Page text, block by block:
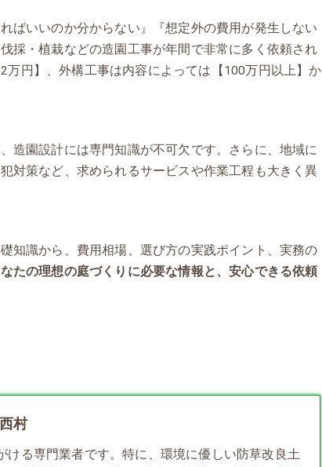
ばいいのか分からない』『想定外の費用が発生しない
採・植栽などの造園工事が年間で非常に多く依頼され
円】、外構工事は内容によっては【100万円以上】か
造園設計には専門知識が不可欠です。さらに、地域に
対策など、求められるサービスや作業工程も大きく異
知識から、費用相場、選び方の実践ポイント、実務の
たの理想の庭づくりに必要な情報と、安心できる依頼
村
ける専門業者です。特に、環境に優しい防草改良土